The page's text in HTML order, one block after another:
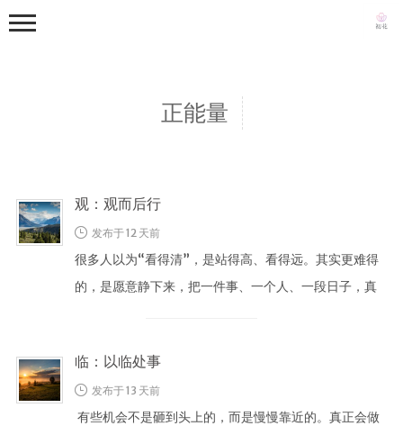
正能量
观：观而后行
发布于 12 天前
很多人以为“看得清”，是站得高、看得远。其实更难得
的，是愿意静下来，把一件事、一个人、一段日子，真
临：以临处事
发布于 13 天前
有些机会不是砸到头上的，而是慢慢靠近的。真正会做
首页
写真集
从零到一
关于